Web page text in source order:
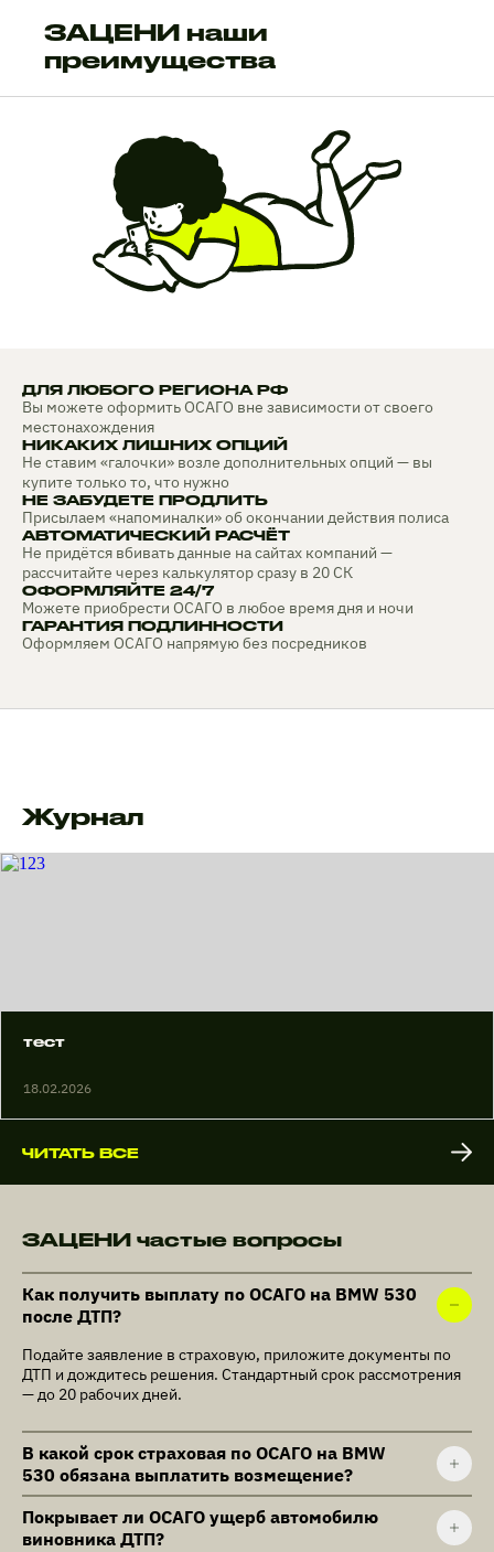
ЗАЦЕНИ наши
преимущества
ДЛЯ ЛЮБОГО РЕГИОНА РФ
Вы можете оформить ОСАГО вне зависимости от своего
местонахождения
НИКАКИХ ЛИШНИХ ОПЦИЙ
Не ставим «галочки» возле дополнительных опций — вы
купите только то, что нужно
НЕ ЗАБУДЕТЕ ПРОДЛИТЬ
Присылаем «напоминалки» об окончании действия полиса
АВТОМАТИЧЕСКИЙ РАСЧЁТ
Не придётся вбивать данные на сайтах компаний —
рассчитайте через калькулятор сразу в 20 СК
ОФОРМЛЯЙТЕ 24/7
Можете приобрести ОСАГО в любое время дня и ночи
ГАРАНТИЯ ПОДЛИННОСТИ
Оформляем ОСАГО напрямую без посредников
Журнал
тест
18.02.2026
ЧИТАТЬ ВСЕ
ЗАЦЕНИ частые вопросы
Как получить выплату по ОСАГО на BMW 530
после ДТП?
Подайте заявление в страховую, приложите документы по
ДТП и дождитесь решения. Стандартный срок рассмотрения
— до 20 рабочих дней.
В какой срок страховая по ОСАГО на BMW
530 обязана выплатить возмещение?
Покрывает ли ОСАГО ущерб автомобилю
виновника ДТП?